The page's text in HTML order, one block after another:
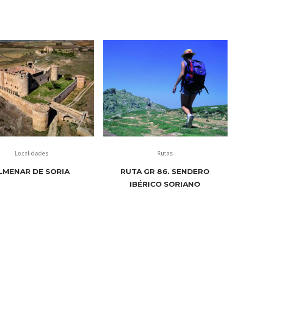
Localidades
DE SORIA
Rutas
RUTA GR 86. SENDERO
IBÉRICO SORIANO